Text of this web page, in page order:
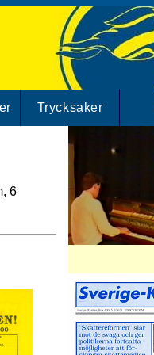
Trycksaker
6